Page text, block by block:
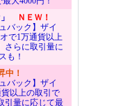
ＮＥＷ！
バック】ザイ
で1万通貨以上
さらに取引量に
も！
中！
バック】ザイ
以上の取引で
引量に応じて最